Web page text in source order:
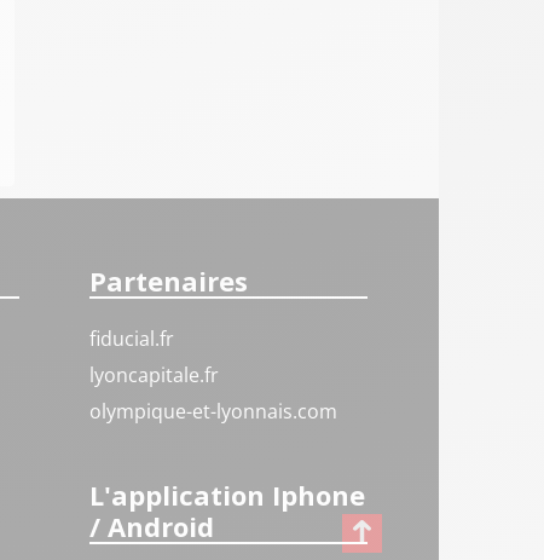
Partenaires
fiducial.fr
lyoncapitale.fr
olympique-et-lyonnais.com
L'application Iphone
/ Android